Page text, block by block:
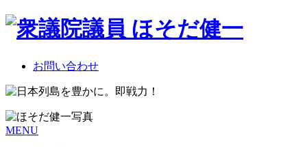
お問い合わせ
MENU